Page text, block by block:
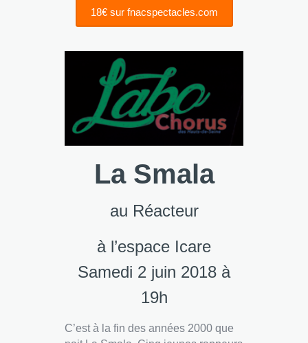
18€ sur fnacspectacles.com
La Smala
au Réacteur
à l’espace Icare
Samedi 2 juin 2018 à
19h
C’est à la fin des années 2000 que